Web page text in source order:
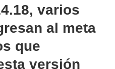
varios
al meta
que
versión